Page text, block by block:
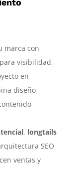
marca con
visibilidad,
en
diseño
, longtails
SEO
ventas y